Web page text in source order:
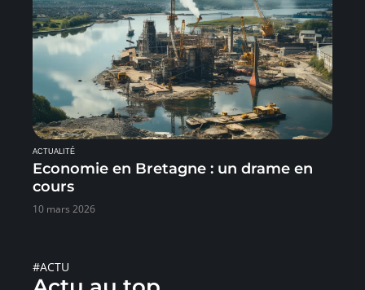
ACTUALITÉ
Economie en Bretagne : un drame en
cours
10 mars 2026
#ACTU